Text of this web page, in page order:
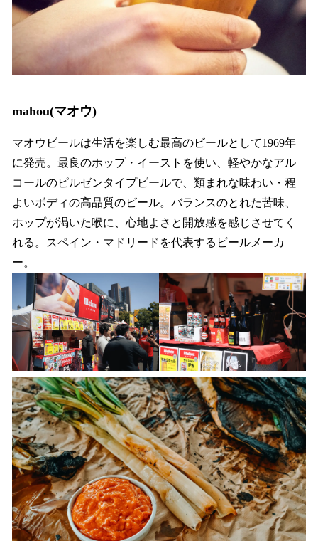
mahou(マオウ)
マオウビールは生活を楽しむ最高のビールとして1969年
に発売。最良のホップ・イーストを使い、軽やかなアル
コールのピルゼンタイプビールで、類まれな味わい・程
よいボディの高品質のビール。バランスのとれた苦味、
ホップが渇いた喉に、心地よさと開放感を感じさせてく
れる。スペイン・マドリードを代表するビールメーカ
ー。